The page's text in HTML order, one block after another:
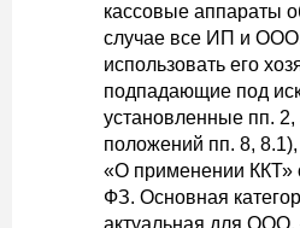
кассовые аппараты
случае все ИП и
использовать его
подпадающие под
установленные пп. 2,
положений пп. 8, 8.1),
«О применении ККТ»
ФЗ. Основная